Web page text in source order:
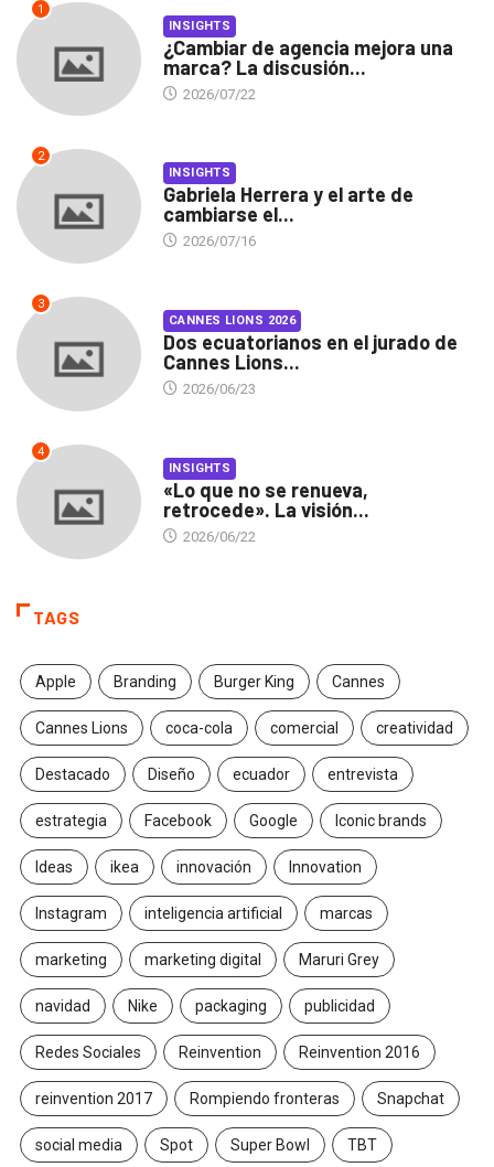
1
INSIGHTS
¿Cambiar de agencia mejora una
marca? La discusión...
2026/07/22
2
INSIGHTS
Gabriela Herrera y el arte de
cambiarse el...
2026/07/16
3
CANNES LIONS 2026
Dos ecuatorianos en el jurado de
Cannes Lions...
2026/06/23
4
INSIGHTS
«Lo que no se renueva,
retrocede». La visión...
2026/06/22
TAGS
Apple Branding Burger King Cannes
Cannes Lions coca-cola comercial creatividad
Destacado Diseño ecuador entrevista
estrategia Facebook Google Iconic brands
Ideas ikea innovación Innovation
Instagram inteligencia artificial marcas
marketing marketing digital Maruri Grey
navidad Nike packaging publicidad
Redes Sociales Reinvention Reinvention 2016
reinvention 2017 Rompiendo fronteras Snapchat
social media Spot Super Bowl TBT